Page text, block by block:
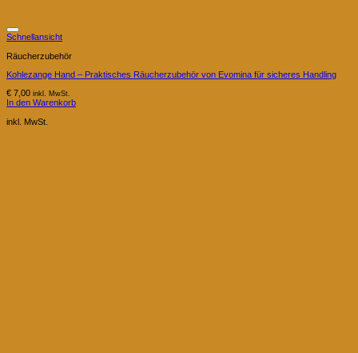
Schnellansicht
Räucherzubehör
Kohlezange Hand – Praktisches Räucherzubehör von Evomina für sicheres Handling
€ 7,00 inkl. MwSt.
In den Warenkorb
inkl. MwSt.